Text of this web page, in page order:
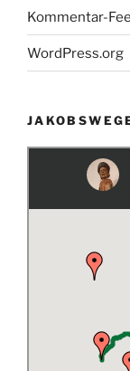
Kommentar-
WordPress.org